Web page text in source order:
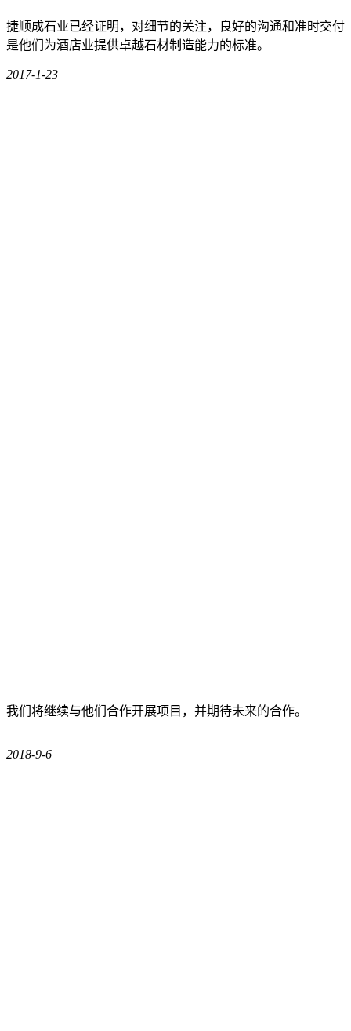
捷顺成石业已经证明，对细节的关注，良好的沟通和准时交付
是他们为酒店业提供卓越石材制造能力的标准。
2017-1-23
我们将继续与他们合作开展项目，并期待未来的合作。
2018-9-6